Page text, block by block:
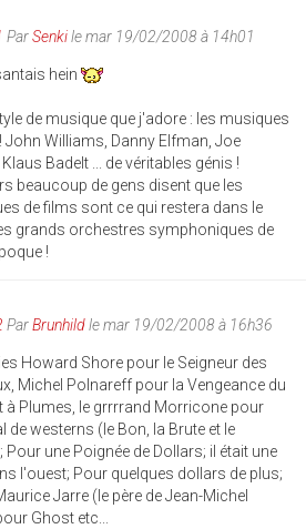
ParSenkile mar 19/02/2008 à 14h01
hein
de musique que j'adore : les musiques
John Williams, Danny Elfman, Joe
Klaus Badelt ... de véritables génis !
beaucoup de gens disent que les
de films sont ce qui restera dans le
grands orchestres symphoniques de
!
ParBrunhildle mar 19/02/2008 à 16h36
Howard Shore pour le Seigneur des
Michel Polnareff pour la Vengeance du
à Plumes, le grrrrand Morricone pour
de westerns (le Bon, la Brute et le
Pour une Poignée de Dollars; il était une
l'ouest; Pour quelques dollars de plus;
Jarre (le père de Jean-Michel
Ghost etc...